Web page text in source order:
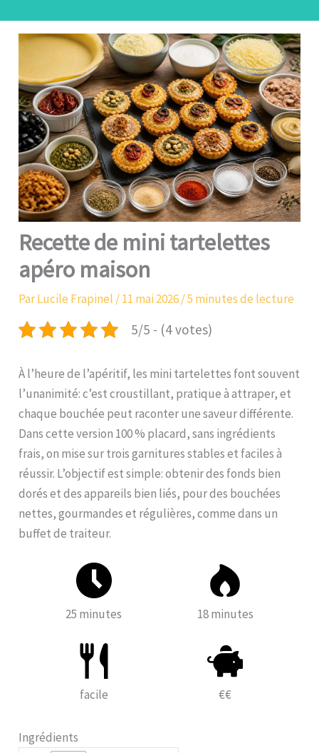
Recette de mini tartelettes
apéro maison
ParLucile Frapinel /11 mai 2026/5 minutes de lecture
5/5 - (4 votes)
À l’heure de l’apéritif, les mini tartelettes font souvent
l’unanimité: c’est croustillant, pratique à attraper, et
chaque bouchée peut raconter une saveur différente.
Dans cette version 100 % placard, sans ingrédients
frais, on mise sur trois garnitures stables et faciles à
réussir. L’objectif est simple: obtenir des fonds bien
dorés et des appareils bien liés, pour des bouchées
nettes, gourmandes et régulières, comme dans un
buffet de traiteur.
25 minutes 18 minutes
facile €€
Ingrédients